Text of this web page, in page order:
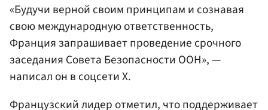
«Будучи верной своим принципам и сознавая
свою международную ответственность,
Франция запрашивает проведение срочного
заседания Совета Безопасности ООН», —
написал он в соцсети Х.
Французский лидер отметил, что поддерживает